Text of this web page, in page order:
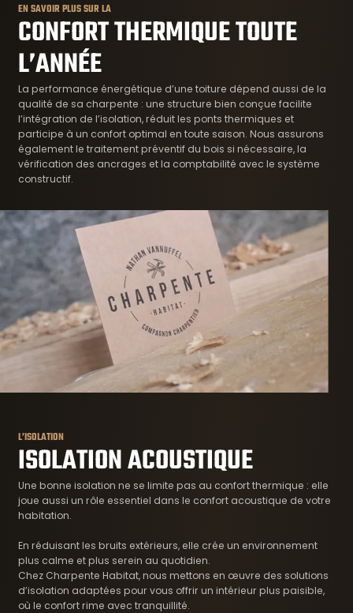
EN SAVOIR PLUS SUR LA
CONFORT THERMIQUE TOUTE
L’ANNÉE
La performance énergétique d’une toiture dépend aussi de la
qualité de sa charpente : une structure bien conçue facilite
l’intégration de l’isolation, réduit les ponts thermiques et
participe à un confort optimal en toute saison. Nous assurons
également le traitement préventif du bois si nécessaire, la
vérification des ancrages et la comptabilité avec le système
constructif.
L’ISOLATION
ISOLATION ACOUSTIQUE
Une bonne isolation ne se limite pas au confort thermique : elle
joue aussi un rôle essentiel dans le confort acoustique de votre
habitation.
En réduisant les bruits extérieurs, elle crée un environnement
plus calme et plus serein au quotidien.
Chez Charpente Habitat, nous mettons en œuvre des solutions
d’isolation adaptées pour vous offrir un intérieur plus paisible,
où le confort rime avec tranquillité.